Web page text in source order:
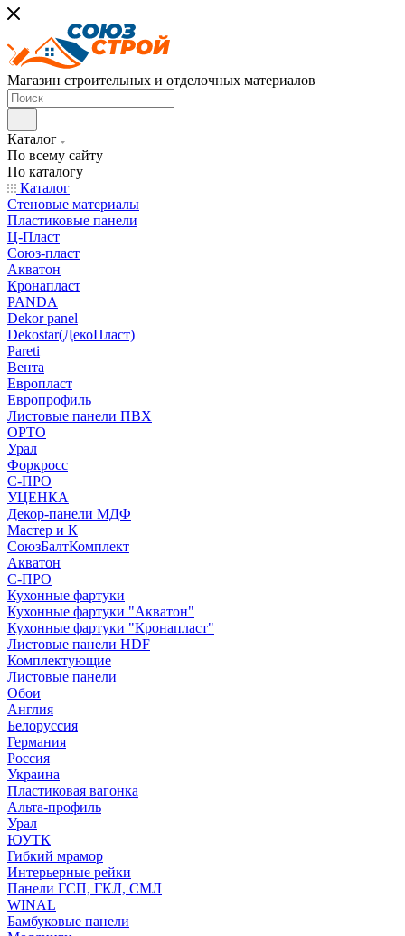
Магазин строительных и отделочных материалов
Каталог
По всему сайту
По каталогу
Каталог
Стеновые материалы
Пластиковые панели
Ц-Пласт
Союз-пласт
Акватон
Кронапласт
PANDA
Dekor panel
Dekostar(ДекоПласт)
Pareti
Вента
Европласт
Европрофиль
Листовые панели ПВХ
ОРТО
Урал
Форкросс
С-ПРО
УЦЕНКА
Декор-панели МДФ
Мастер и К
СоюзБалтКомплект
Акватон
С-ПРО
Кухонные фартуки
Кухонные фартуки "Акватон"
Кухонные фартуки "Кронапласт"
Листовые панели HDF
Комплектующие
Листовые панели
Обои
Англия
Белоруссия
Германия
Россия
Украина
Пластиковая вагонка
Альта-профиль
Урал
ЮУТК
Гибкий мрамор
Интерьерные рейки
Панели ГСП, ГКЛ, СМЛ
WINAL
Бамбуковые панели